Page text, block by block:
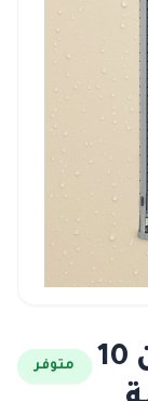
طلمبة كورلار 125 حصان 10
متوفر